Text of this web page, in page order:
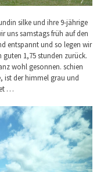
silke und ihre 9-jährige
uns samstags früh auf den
entspannt und so legen wir
guten 1,75 stunden zurück.
wohl gesonnen. schien
ist der himmel grau und
…